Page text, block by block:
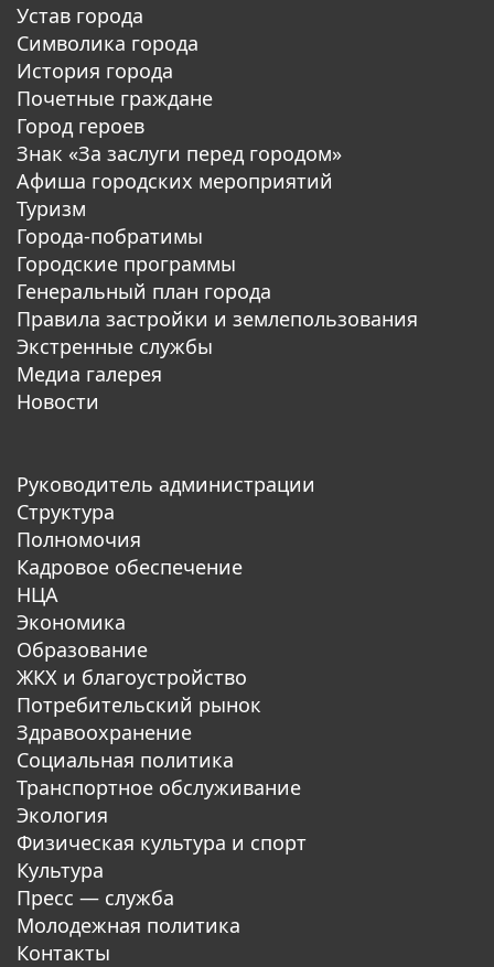
Устав города
Символика города
История города
Почетные граждане
Город героев
Знак «За заслуги перед городом»
Афиша городских мероприятий
Туризм
Города-побратимы
Городские программы
Генеральный план города
Правила застройки и землепользования
Экстренные службы
Медиа галерея
Новости
Руководитель администрации
Структура
Полномочия
Кадровое обеспечение
НЦА
Экономика
Образование
ЖКХ и благоустройство
Потребительский рынок
Здравоохранение
Социальная политика
Транспортное обслуживание
Экология
Физическая культура и спорт
Культура
Пресс — служба
Молодежная политика
Контакты